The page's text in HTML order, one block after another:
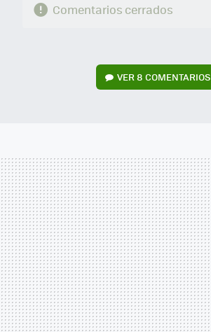
Comentarios cerrados
VER8 COMENTARIOS